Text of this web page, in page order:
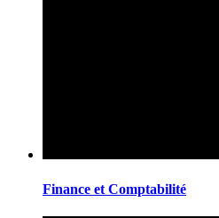
Finance et Comptabilité